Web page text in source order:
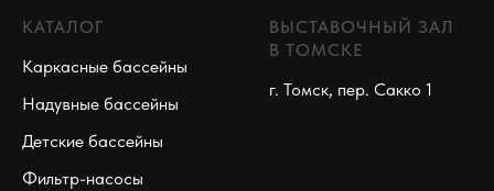
КАТАЛОГ
Каркасные бассейны
Надувные бассейны
Детские бассейны
Фильтр-насосы
ВЫСТАВОЧНЫЙ ЗАЛ
В ТОМСКЕ
г. Томск, пер. Сакко 1